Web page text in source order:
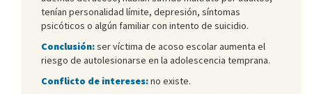
tenían personalidad límite, depresión, síntomas
psicóticos o algún familiar con intento de suicidio.
Conclusión:ser víctima de acoso escolar aumenta el
riesgo de autolesionarse en la adolescencia temprana.
Conflicto de intereses:no existe.